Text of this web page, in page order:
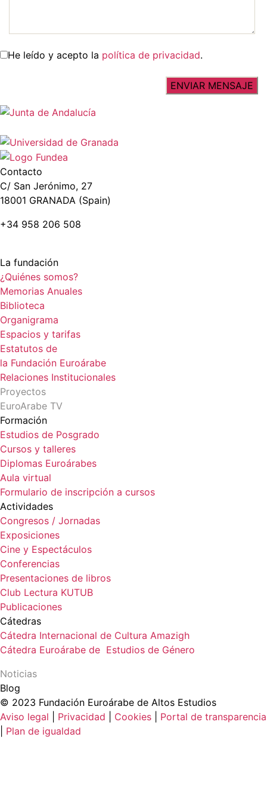
He leído y acepto la política de privacidad.
Contacto
C/ San Jerónimo, 27
18001 GRANADA (Spain)
+34 958 206 508
La fundación
¿Quiénes somos?
Memorias Anuales
Biblioteca
Organigrama
Espacios y tarifas
Estatutos de
la Fundación Euroárabe
Relaciones Institucionales
Proyectos
EuroArabe TV
Formación
Estudios de Posgrado
Cursos y talleres
Diplomas Euroárabes
Aula virtual
Formulario de inscripción a cursos
Actividades
Congresos / Jornadas
Exposiciones
Cine y Espectáculos
Conferencias
Presentaciones de libros
Club Lectura KUTUB
Publicaciones
Cátedras
Cátedra Internacional de Cultura Amazigh
Cátedra Euroárabe de Estudios de Género
Noticias
Blog
© 2023 Fundación Euroárabe de Altos Estudios
Aviso legal
Privacidad Cookies
Portal de transparencia
Plan de igualdad